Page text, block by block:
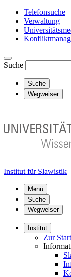
Telefonsuche
Verwaltung
Suche
Suche
Wegweiser
Institut für Slawistik
Menü
Suche
Wegweiser
Institut
Zur